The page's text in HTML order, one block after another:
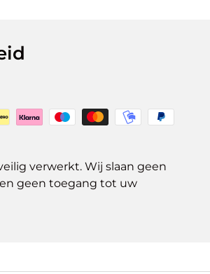
verwerkt. Wij slaan geen
geen toegang tot uw